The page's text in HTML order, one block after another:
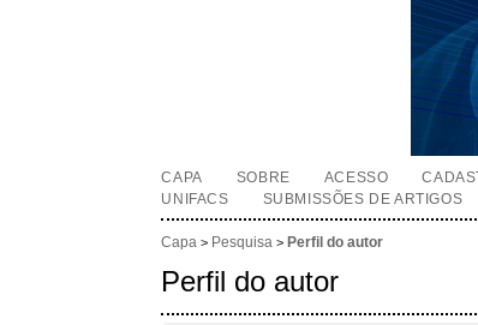
CAPA SOBRE ACESSO
UNIFACS
SUBMISSÕES DE ARTIGOS
Capa > Pesquisa > Perfil do autor
Perfil do autor